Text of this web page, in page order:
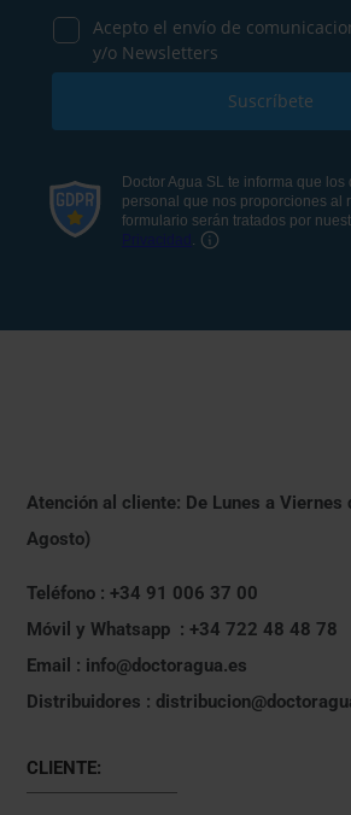
Atención al cliente: De Lunes a Viernes
Agosto)
Teléfono : +34 91 006 37 00
Móvil y Whatsapp : +34 722 48 48 78
Email : info@doctoragua.es
Distribuidores :
CLIENTE: